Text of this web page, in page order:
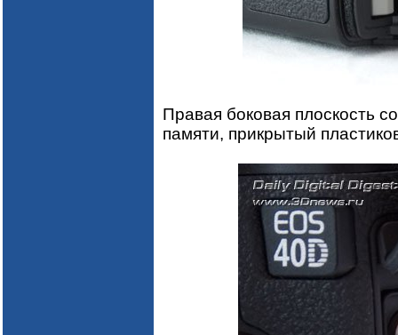
Правая боковая плоскость
памяти, прикрытый